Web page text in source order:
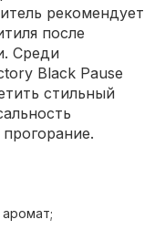
рекомендует
после
Среди
Black Pause
стильный